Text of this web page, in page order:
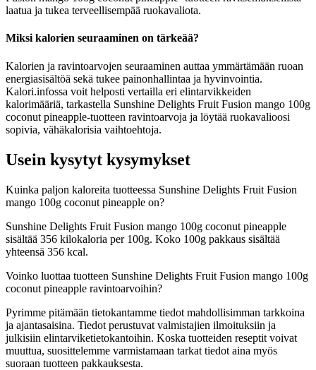
laatua ja tukea terveellisempää ruokavaliota.
Miksi kalorien seuraaminen on tärkeää?
Kalorien ja ravintoarvojen seuraaminen auttaa ymmärtämään ruoan
energiasisältöä sekä tukee painonhallintaa ja hyvinvointia.
Kalori.infossa voit helposti vertailla eri elintarvikkeiden
kalorimääriä, tarkastella Sunshine Delights Fruit Fusion mango 100g
coconut pineapple-tuotteen ravintoarvoja ja löytää ruokavalioosi
sopivia, vähäkalorisia vaihtoehtoja.
Usein kysytyt kysymykset
Kuinka paljon kaloreita tuotteessa Sunshine Delights Fruit Fusion
mango 100g coconut pineapple on?
Sunshine Delights Fruit Fusion mango 100g coconut pineapple
sisältää 356 kilokaloria per 100g. Koko 100g pakkaus sisältää
yhteensä 356 kcal.
Voinko luottaa tuotteen Sunshine Delights Fruit Fusion mango 100g
coconut pineapple ravintoarvoihin?
Pyrimme pitämään tietokantamme tiedot mahdollisimman tarkkoina
ja ajantasaisina. Tiedot perustuvat valmistajien ilmoituksiin ja
julkisiin elintarviketietokantoihin. Koska tuotteiden reseptit voivat
muuttua, suosittelemme varmistamaan tarkat tiedot aina myös
suoraan tuotteen pakkauksesta.